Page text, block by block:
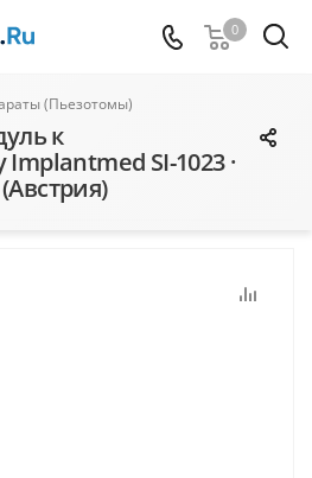
0
(Пьезотомы)
к
SI-1023 ·